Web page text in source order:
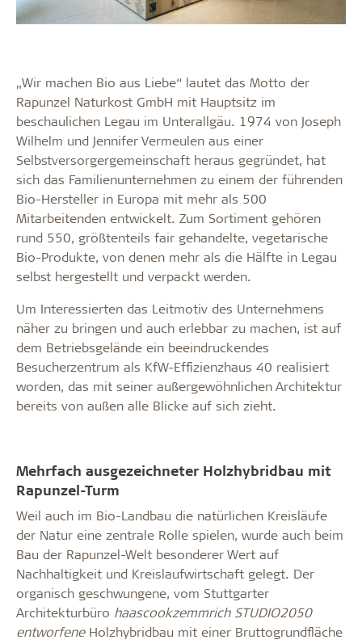
„Wir machen Bio aus Liebe“ lautet das Motto der
Rapunzel Naturkost GmbH mit Hauptsitz im
beschaulichen Legau im Unterallgäu. 1974 von Joseph
Wilhelm und Jennifer Vermeulen aus einer
Selbstversorgergemeinschaft heraus gegründet, hat
sich das Familienunternehmen zu einem der führenden
Bio-Hersteller in Europa mit mehr als 500
Mitarbeitenden entwickelt. Zum Sortiment gehören
rund 550, größtenteils fair gehandelte, vegetarische
Bio-Produkte, von denen mehr als die Hälfte in Legau
selbst hergestellt und verpackt werden.
Um Interessierten das Leitmotiv des Unternehmens
näher zu bringen und auch erlebbar zu machen, ist auf
dem Betriebsgelände ein beeindruckendes
Besucherzentrum als KfW-Effizienzhaus 40 realisiert
worden, das mit seiner außergewöhnlichen Architektur
bereits von außen alle Blicke auf sich zieht.
Mehrfach ausgezeichneter Holzhybridbau mit
Rapunzel-Turm
Weil auch im Bio-Landbau die natürlichen Kreisläufe
der Natur eine zentrale Rolle spielen, wurde auch beim
Bau der Rapunzel-Welt besonderer Wert auf
Nachhaltigkeit und Kreislaufwirtschaft gelegt. Der
organisch geschwungene, vom Stuttgarter
Architekturbüro haascookzemmrich STUDIO2050
entworfene Holzhybridbau mit einer Bruttogrundfläche